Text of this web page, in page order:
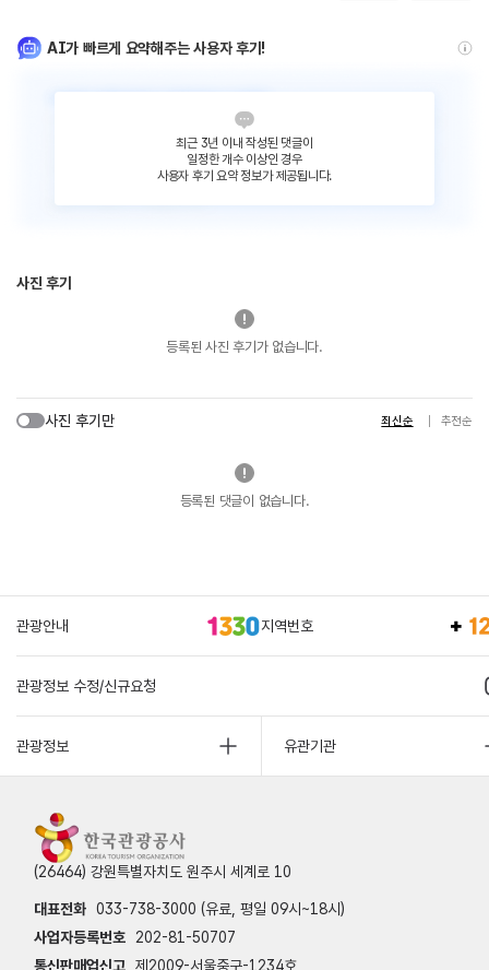
AI가 빠르게 요약해주는 사용자 후기!
최근 3년 이내 작성된 댓글이
일정한 개수 이상인 경우
사용자 후기 요약 정보가 제공됩니다.
사진 후기
등록된 사진 후기가 없습니다.
사진 후기만 최신순 추천순
등록된 댓글이 없습니다.
관광안내 지역번호
관광정보 수정/신규요청
관광정보 유관기관
(26464) 강원특별자치도 원주시 세계로 10
대표전화 033-738-3000 (유료, 평일 09시~18시)
사업자등록번호
202-81-50707
통신판매업신고 제2009-서울중구-1234호